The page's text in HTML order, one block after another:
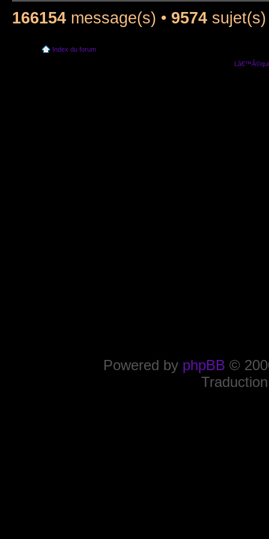
166154 message(s) • 9574
Index du forum
Powered by phpBB ©